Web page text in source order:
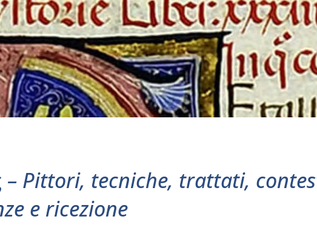
– Pittori, tecniche, trattati,
e ricezione